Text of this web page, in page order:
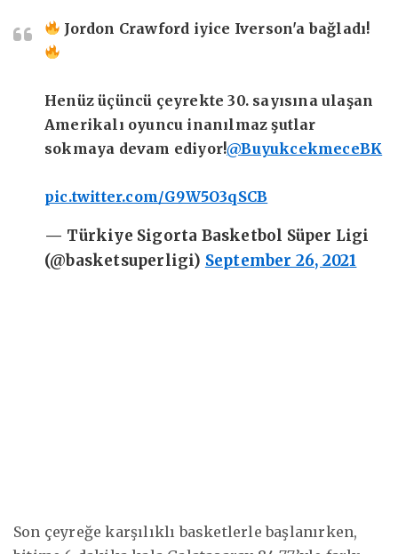
Jordon Crawford iyice Iverson'a bağladı!
Henüz üçüncü çeyrekte 30. sayısına ulaşan
Amerikalı oyuncu inanılmaz şutlar
sokmaya devam ediyor!@BuyukcekmeceBK
pic.twitter.com/G9W5O3qSCB
— Türkiye Sigorta Basketbol Süper Ligi
(@basketsuperligi) September 26, 2021
Son çeyreğe karşılıklı basketlerle başlanırken,